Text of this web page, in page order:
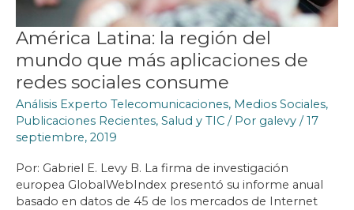
América Latina: la región del
mundo que más aplicaciones de
redes sociales consume
Análisis Experto Telecomunicaciones, Medios Sociales,
Publicaciones Recientes, Salud y TIC / Por galevy / 17
septiembre, 2019
Por: Gabriel E. Levy B. La firma de investigación
europea GlobalWebIndex presentó su informe anual
basado en datos de 45 de los mercados de Internet